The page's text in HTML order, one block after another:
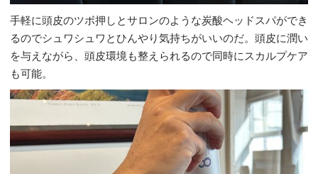
手軽に頭皮のツボ押しとサロンのような炭酸ヘッドスパができ
るのでシュワシュワとひんやり気持ちがいいのだ。頭皮に潤い
を与えながら、頭皮環境も整えられるので同時にスカルプケア
も可能。